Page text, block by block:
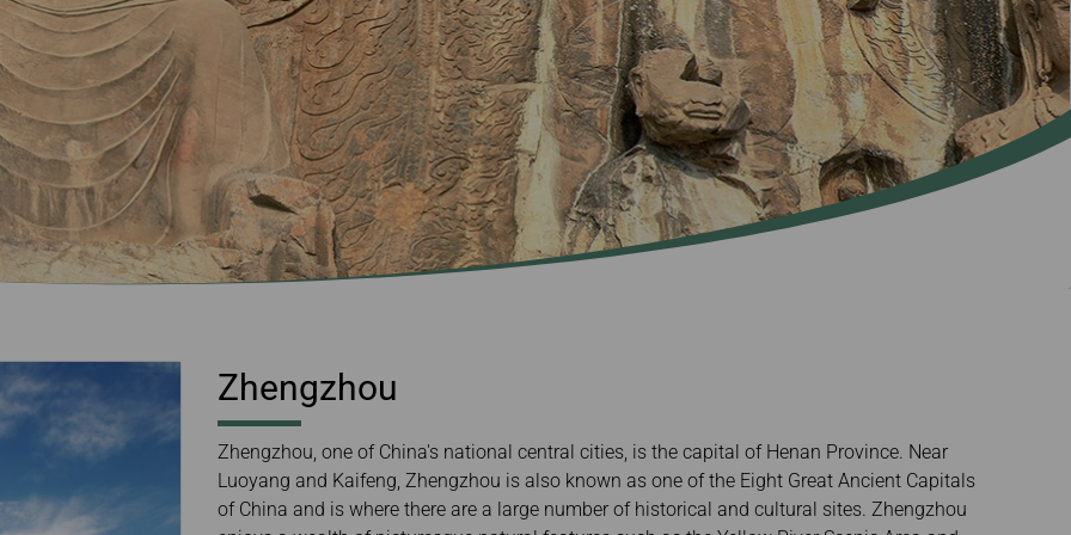
Informazioni per
Prenotazioni e
Biglietteria
Informazioni sullo
storico delle transazioni
Vantaggi nella
Prenotazione dei
Biglietti sul Sito Ufficiale
EVABidDeal
In ritardo / perso /
bagaglio danneggiato
Riscatto miglia
Trasferire/restituire
Calcolatore miglia
elettronico
Zhengzhou
Zhengzhou, one of China's national central cities, is the capital of Henan Province. Near
Luoyang and Kaifeng, Zhengzhou is also known as one of the Eight Great Ancient Capitals
of China and is where there are a large number of historical and cultural sites. Zhengzhou